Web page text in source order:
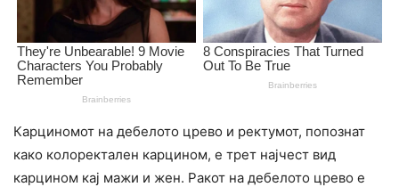
Карциномот на дебелото црево и ректумот, попознат
како колоректален карцином, е трет најчест вид
карцином кај мажи и жен. Ракот на дебелото црево е